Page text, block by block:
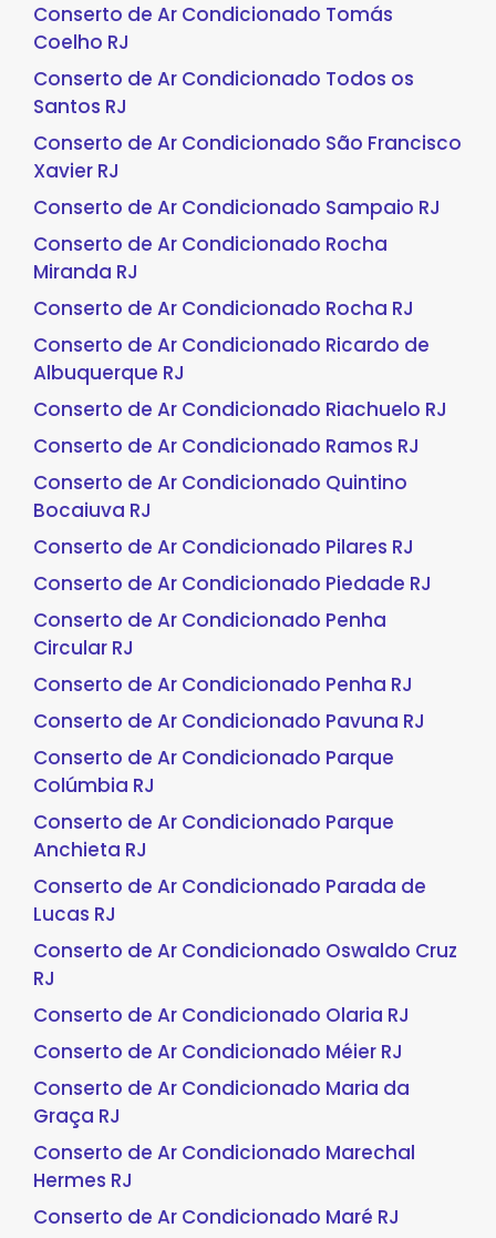
Conserto de Ar Condicionado Tomás
Coelho RJ
Conserto de Ar Condicionado Todos os
Santos RJ
Conserto de Ar Condicionado São Francisco
Xavier RJ
Conserto de Ar Condicionado Sampaio RJ
Conserto de Ar Condicionado Rocha
Miranda RJ
Conserto de Ar Condicionado Rocha RJ
Conserto de Ar Condicionado Ricardo de
Albuquerque RJ
Conserto de Ar Condicionado Riachuelo RJ
Conserto de Ar Condicionado Ramos RJ
Conserto de Ar Condicionado Quintino
Bocaiuva RJ
Conserto de Ar Condicionado Pilares RJ
Conserto de Ar Condicionado Piedade RJ
Conserto de Ar Condicionado Penha
Circular RJ
Conserto de Ar Condicionado Penha RJ
Conserto de Ar Condicionado Pavuna RJ
Conserto de Ar Condicionado Parque
Colúmbia RJ
Conserto de Ar Condicionado Parque
Anchieta RJ
Conserto de Ar Condicionado Parada de
Lucas RJ
Conserto de Ar Condicionado Oswaldo Cruz
RJ
Conserto de Ar Condicionado Olaria RJ
Conserto de Ar Condicionado Méier RJ
Conserto de Ar Condicionado Maria da
Graça RJ
Conserto de Ar Condicionado Marechal
Hermes RJ
Conserto de Ar Condicionado Maré RJ